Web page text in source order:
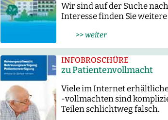
Wir sind auf der Suche
Interesse finden Sie
>> weiter
INFOBROSCHÜRE
zu Patientenvollmacht
Viele im Internet
-vollmachten sind
Teilen schlichtweg falsch.